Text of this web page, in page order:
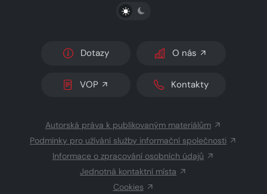
PŘEPNOUT SVĚTLÝ/TMAVÝ REŽIM
Dotazy O nás
VOP Kontakty
Autorská práva k publikovaným materiálům
Podmínky pro užívání služby informační společnosti
Informace o zpracování osobních údajů
Jednotná kontaktní místa
Cookies